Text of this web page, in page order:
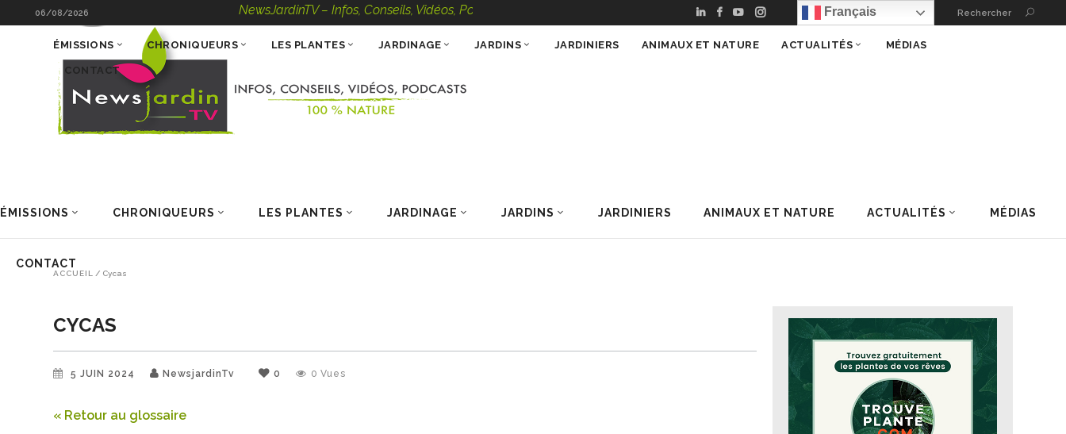
06/08/2026 NewsJardinTV – Infos, Conseils, Vidéos, Podcasts – 100 % Nature Français Rechercher
ÉMISSIONS CHRONIQUEURS LES PLANTES JARDINAGE JARDINS JARDINIERS ANIMAUX ET NATURE ACTUALITÉS MÉDIAS
CONTACT
ÉMISSIONS CHRONIQUEURS LES PLANTES JARDINAGE JARDINS JARDINIERS ANIMAUX ET NATURE ACTUALITÉS MÉDIAS
CONTACT
ACCUEIL / Cycas
CYCAS
5 JUIN 2024 NewsjardinTv 0 0 Vues
« Retour au glossaire